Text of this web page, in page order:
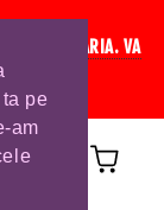
pe
am
SFANTA MARIA. VA
TIMP.